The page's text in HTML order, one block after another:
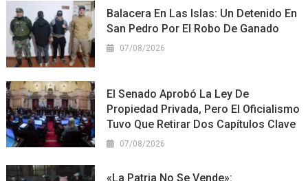
Balacera En Las Islas: Un Detenido En
San Pedro Por El Robo De Ganado
07/08/2026
El Senado Aprobó La Ley De
Propiedad Privada, Pero El Oficialismo
Tuvo Que Retirar Dos Capítulos Clave
07/08/2026
«La Patria No Se Vende»: